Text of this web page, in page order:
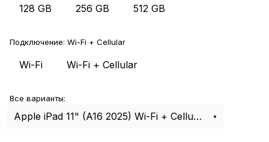
128 GB 256 GB 512 GB
Подключение: Wi-Fi + Cellular
Wi-Fi Wi-Fi + Cellular
Все варианты:
Apple iPad 11" (A16 2025) Wi-Fi + Cellular 512Gb Blue